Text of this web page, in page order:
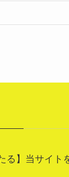
る】当サイト